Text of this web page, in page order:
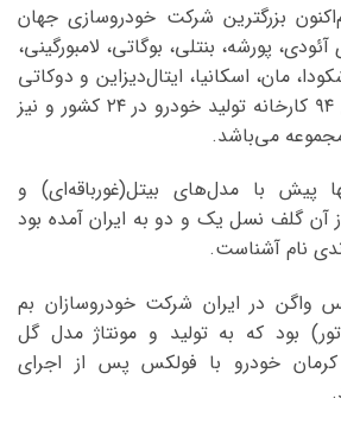
بزرگترین شرکت خودروسازی جهان
پورشه، بنتلی، بوگاتی، لامبورگینی،
مان، اسکانیا، ایتال‌دیزاین و دوکاتی
را بر عهده دارد و دارای ۹۴ کارخانه تولید خودرو در ۲۴ کشور و نیز
پیش با مدل‌های بیتل(غورباقه‌ای) و
آن گلف نسل یک و دو به ایران آمده بود
نام آشناست.
واگن در ایران شرکت خودروسازان بم
بود که به تولید و مونتاژ مدل گل
خودرو با فولکس پس از اجرای